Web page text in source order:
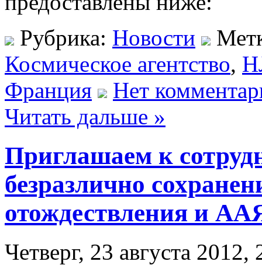
Рубрика: Новости
Космическое агентство,
Франция
Нет
Читать дальше »
Приглашаем к
безразлично
отождествления и
Четверг, 23 августа 2012,